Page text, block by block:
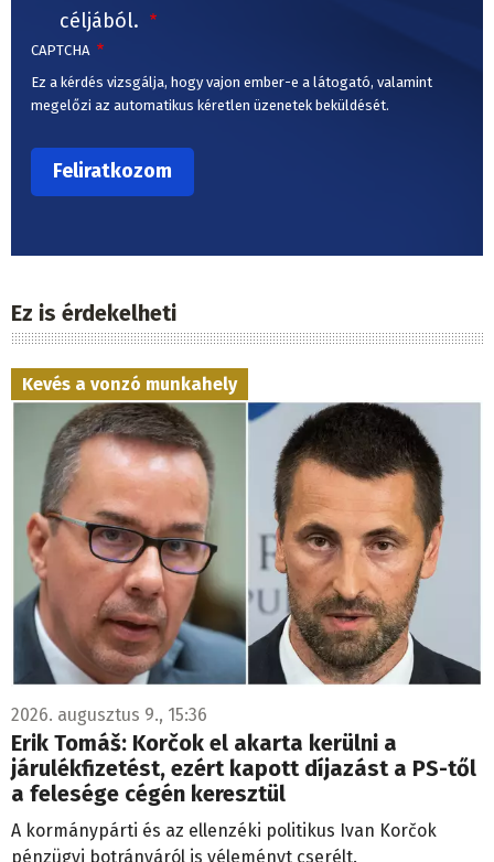
céljából.
CAPTCHA
Ez a kérdés vizsgálja, hogy vajon ember-e a látogató, valamint
megelőzi az automatikus kéretlen üzenetek beküldését.
Ez is érdekelheti
Kevés a vonzó munkahely
2026. augusztus 9., 15:36
Erik Tomáš: Korčok el akarta kerülni a
járulékfizetést, ezért kapott díjazást a PS-től
a felesége cégén keresztül
A kormánypárti és az ellenzéki politikus Ivan Korčok
pénzügyi botrányáról is véleményt cserélt.